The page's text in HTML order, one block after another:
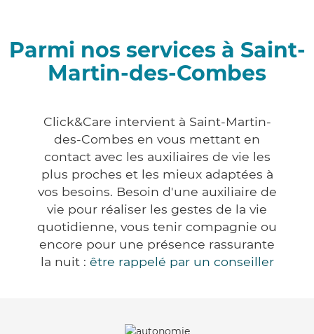
Parmi nos services à Saint-
Martin-des-Combes
Click&Care intervient à Saint-Martin-
des-Combes en vous mettant en
contact avec les auxiliaires de vie les
plus proches et les mieux adaptées à
vos besoins. Besoin d'une auxiliaire de
vie pour réaliser les gestes de la vie
quotidienne, vous tenir compagnie ou
encore pour une présence rassurante
la nuit : être rappelé par un conseiller